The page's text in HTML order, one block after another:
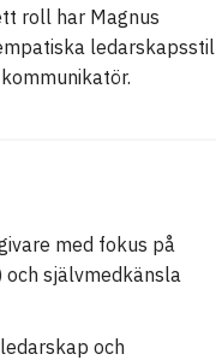
roll har Magnus
ledarskapsstil
med fokus på
självmedkänsla
och